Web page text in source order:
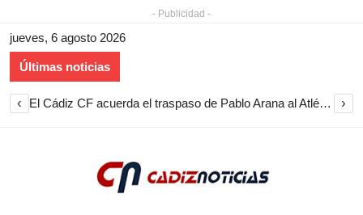
- Publicidad -
jueves, 6 agosto 2026
Últimas noticias
‹ El Cádiz CF acuerda el traspaso de Pablo Arana al Atlético Antoniano ›